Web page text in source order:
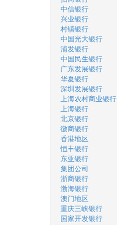
中信银行
兴业银行
村镇银行
中国光大银行
浦发银行
中国民生银行
广东发展银行
华夏银行
深圳发展银行
上海农村商业银行
上海银行
北京银行
徽商银行
香港地区
恒丰银行
东亚银行
集团公司
浙商银行
渤海银行
澳门地区
重庆三峡银行
国家开发银行